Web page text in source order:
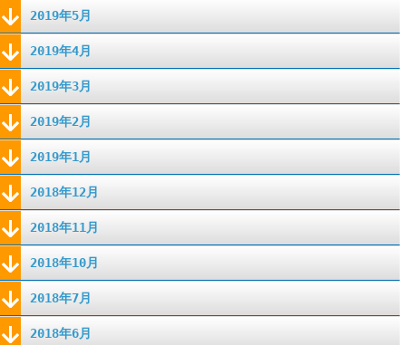
2019年5月
2019年4月
2019年3月
2019年2月
2019年1月
2018年12月
2018年11月
2018年10月
2018年7月
2018年6月